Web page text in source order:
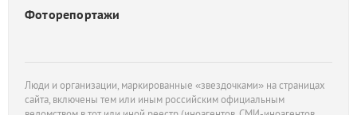
Фоторепортажи
Люди и организации, маркированные «звездочками» на страницах
сайта, включены тем или иным российским официальным